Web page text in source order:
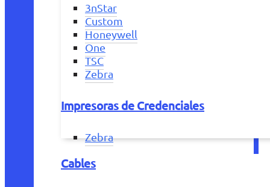
3nStar
Custom
Honeywell
One
TSC
Zebra
Impresoras de Credenciales
Zebra
Cables